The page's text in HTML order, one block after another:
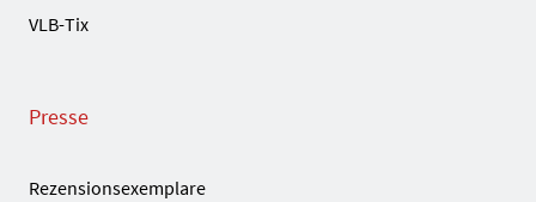
VLB-Tix
Presse
Rezensionsexemplare